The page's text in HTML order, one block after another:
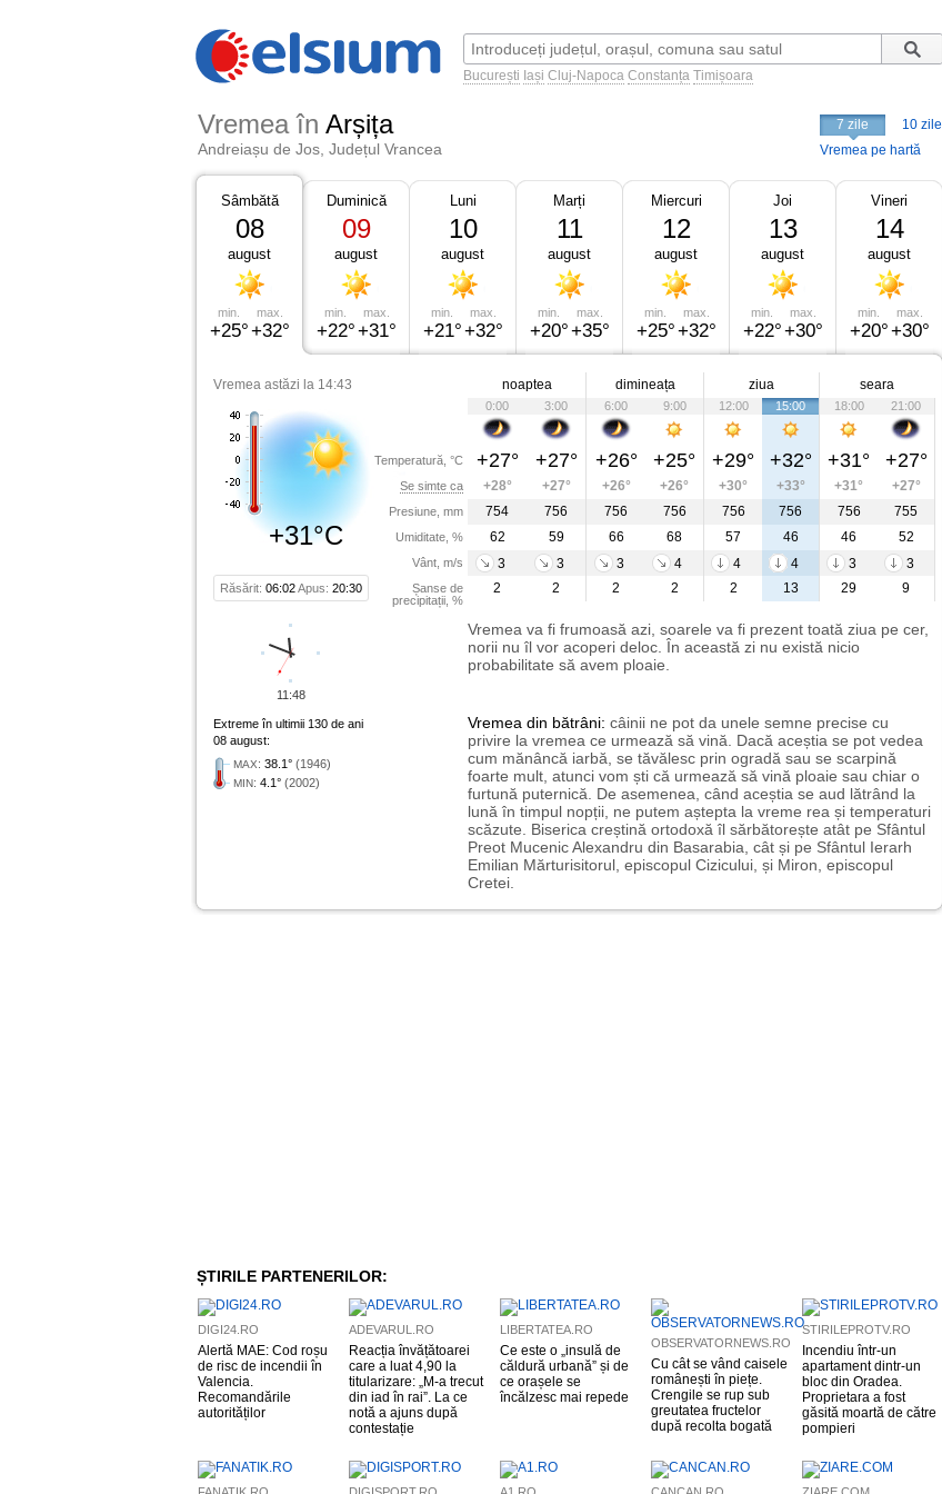
București Iași Cluj-Napoca Constanța Timișoara
Vremea în Arșița
Andreiașu de Jos, Județul Vrancea
7 zile
10 zile
Vremea pe hartă
Sâmbătă
08
august
min.
+25°
max.
+32°
Duminică
09
august
min.
+22°
max.
+31°
Luni
10
august
min.
+21°
max.
+32°
Marți
11
august
min.
+20°
max.
+35°
Miercuri
12
august
min.
+25°
max.
+32°
Joi
13
august
min.
+22°
max.
+30°
Vineri
14
august
min.
+20°
max.
+30°
Vremea astăzi la 14:43
+31°C
Răsărit: 06:02Apus: 20:30
Temperatură, °C
Se simte ca
Presiune, mm
Umiditate, %
Vânt, m/s
Șanse de
precipitații, %
noaptea dimineața ziua seara
0:00 3:00 6:00 9:00 12:00 15:00 18:00 21:00
+27° +27° +26° +25° +29° +32° +31° +27°
+28° +27° +26° +26° +30° +33° +31°
+27°
754
756 756 756 756 756 756
755
62
59 66 68 57 46 46
52
3
3 3 4 4 4 3
3
2
2 2 2 2 13 29 9
Vremea va fi frumoasă azi, soarele va fi prezent toată ziua pe cer,
norii nu îl vor acoperi deloc. În această zi nu există nicio
probabilitate să avem ploaie.
Extreme în ultimii 130 de ani
08 august:
MAX: 38.1° (1946)
MIN: 4.1° (2002)
Vremea din bătrâni: câinii ne pot da unele semne precise cu
privire la vremea ce urmează să vină. Dacă aceștia se pot vedea
cum mănâncă iarbă, se tăvălesc prin ogradă sau se scarpină
foarte mult, atunci vom ști că urmează să vină ploaie sau chiar o
furtună puternică. De asemenea, când aceștia se aud lătrând la
lună în timpul nopții, ne putem aștepta la vreme rea și temperaturi
scăzute. Biserica creștină ortodoxă îl sărbătorește atât pe Sfântul
Preot Mucenic Alexandru din Basarabia, cât și pe Sfântul Ierarh
Emilian Mărturisitorul, episcopul Cizicului, și Miron, episcopul
Cretei.
11:48
ȘTIRILE PARTENERILOR:
DIGI24.RO
Alertă MAE: Cod roșu
de risc de incendii în
Valencia.
Recomandările
autorităților
ADEVARUL.RO
Reacția învățătoarei
care a luat 4,90 la
titularizare: „M-a trecut
din iad în rai”. La ce
notă a ajuns după
contestație
LIBERTATEA.RO
Ce este o „insulă de
căldură urbană” și de
ce orașele se
încălzesc mai repede
OBSERVATORNEWS.RO
Cu cât se vând caisele
românești în piețe.
Crengile se rup sub
greutatea fructelor
după recolta bogată
STIRILEPROTV.RO
Incendiu într-un
apartament dintr-un
bloc din Oradea.
Proprietara a fost
găsită moartă de către
pompieri